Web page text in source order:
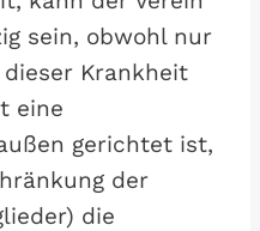
sein, obwohl nur
Krankheit
eine
gerichtet ist,
der
die